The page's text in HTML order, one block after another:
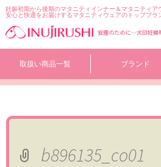
妊娠初期から後期のマタニティインナー＆マタニティア
安心と快適をお届けするマタニティウェアのトップブラ
テ
取扱い商品一覧 ブランド
b896135_co01